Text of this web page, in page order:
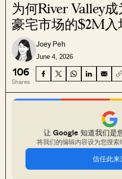
为何River Valley
豪宅市场的$2M入
Joey Peh
June 4, 2026
106
Shares
让 Google 知道我们是
将我们的编辑内容设为您搜
信任此来